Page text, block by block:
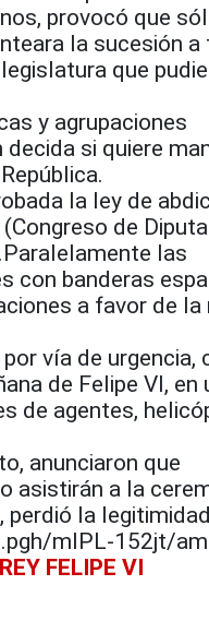
provocó que
la sucesión a
que
y agrupaciones
si quiere
la ley de
de
las
con banderas
a favor de la
vía de urgencia,
de Felipe VI, en
de agentes,
anunciaron que
asistirán a la
perdió la
mlPL-152jt/am
FELIPE VI